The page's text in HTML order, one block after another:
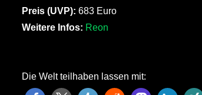
Preis (UVP): 683 Euro
Weitere Infos: Reon
Die Welt teilhaben lassen mit: